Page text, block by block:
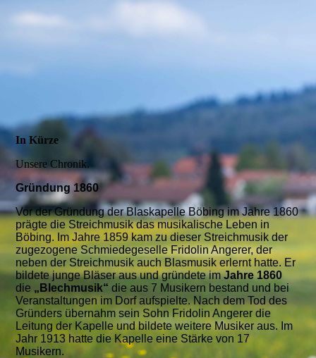
In Kürze
Unsere Chronik.
Gründung 1860
Vor der Gründung der Blaskapelle Böbing im Jahre 1860
prägte die Streichmusik das musikalische Leben in
Böbing. Im Jahre 1859 kam zu dieser Streichmusik der
zugezogene Schmiedegeselle Fridolin Angerer, der
neben der Streichmusik auch Blasmusik erlernt hatte. Er
bildete junge Bläser aus und gründete imJahre 1860
die „Blechmusik“ die aus 7 Musikern bestand und bei
Veranstaltungen im Dorf aufspielte. Nach dem Tod des
Gründers übernahm sein Sohn Fridolin Angerer die
Leitung der Kapelle und bildete weitere Musiker aus. Im
Jahr 1913 hatte die Kapelle eine Stärke von 17
Musikern.